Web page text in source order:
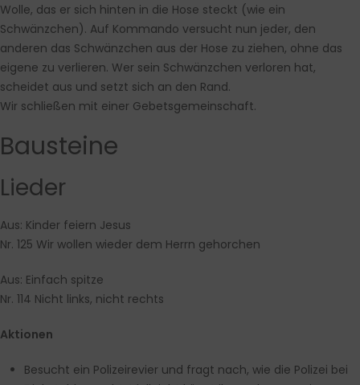
Wolle, das er sich hinten in die Hose steckt (wie ein
Schwänzchen). Auf Kommando versucht nun jeder, den
anderen das Schwänzchen aus der Hose zu ziehen, ohne das
eigene zu verlieren. Wer sein Schwänzchen verloren hat,
scheidet aus und setzt sich an den Rand.
Wir schließen mit einer Gebetsgemeinschaft.
Bausteine
Lieder
Aus: Kinder feiern Jesus
Nr. 125 Wir wollen wieder dem Herrn gehorchen
Aus: Einfach spitze
Nr. 114 Nicht links, nicht rechts
Aktionen
Besucht ein Polizeirevier und fragt nach, wie die Polizei bei